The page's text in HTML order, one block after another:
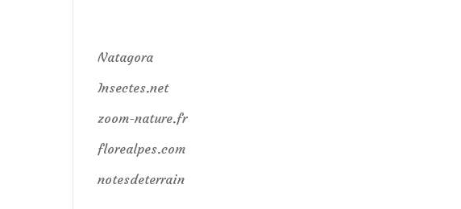
Natagora
Insectes.net
zoom-nature.fr
florealpes.com
notesdeterrain